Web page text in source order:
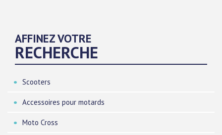
AFFINEZ VOTRE
RECHERCHE
Scooters
Accessoires pour motards
Moto Cross